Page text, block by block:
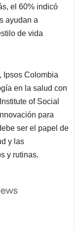
el 60% indicó
ayudan a
de vida
Ipsos Colombia
en la salud con
of Social
para
ser el papel de
y las
y rutinas.